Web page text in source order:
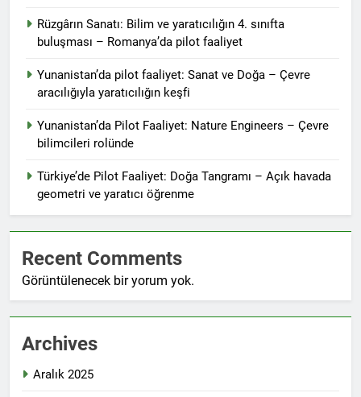
Rüzgârın Sanatı: Bilim ve yaratıcılığın 4. sınıfta
buluşması – Romanya’da pilot faaliyet
Yunanistan’da pilot faaliyet: Sanat ve Doğa – Çevre
aracılığıyla yaratıcılığın keşfi
Yunanistan’da Pilot Faaliyet: Nature Engineers – Çevre
bilimcileri rolünde
Türkiye’de Pilot Faaliyet: Doğa Tangramı – Açık havada
geometri ve yaratıcı öğrenme
Recent Comments
Görüntülenecek bir yorum yok.
Archives
Aralık 2025